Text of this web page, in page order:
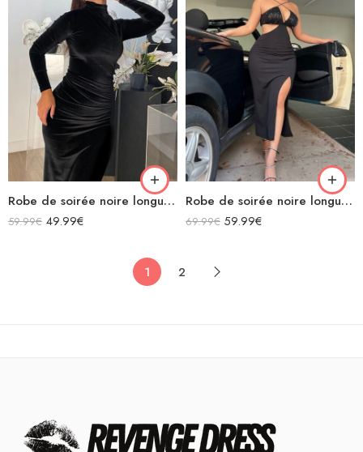
Robe de soirée noire longue moulante en velours manches longues col montant
59.99€ 49.99€
Robe de soirée noire longue moulante fendue avec découpe bretelles croisées décolleté lacets dans le dos
69.99€ 59.99€
1 2